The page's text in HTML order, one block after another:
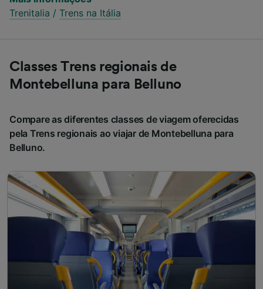
Trenitalia / Trens na Itália
Classes Trens regionais de
Montebelluna para Belluno
Compare as diferentes classes de viagem oferecidas
pela Trens regionais ao viajar de Montebelluna para
Belluno.